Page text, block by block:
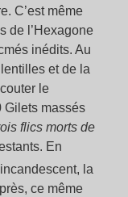
C’est même
de l’Hexagone
inédits. Au
et de la
le
Gilets massés
flics morts de
En
la
ce même